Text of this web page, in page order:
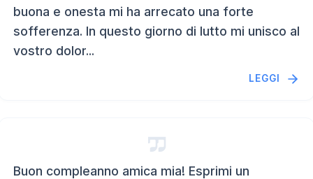
buona e onesta mi ha arrecato una forte
sofferenza. In questo giorno di lutto mi unisco al
vostro dolor...
LEGGI
Buon compleanno amica mia! Esprimi un